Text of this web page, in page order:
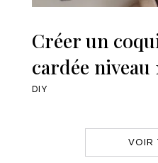
Créer un
cardée niveau
DIY
VOIR